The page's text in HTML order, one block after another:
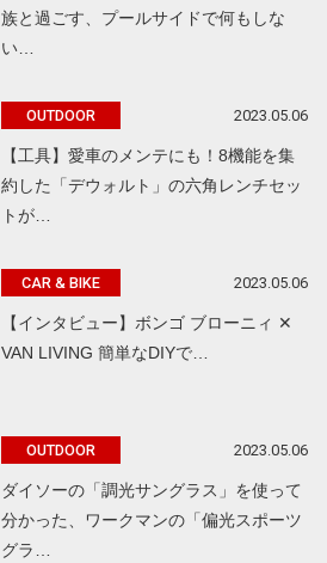
族と過ごす、プールサイドで何もしな
い…
OUTDOOR 2023.05.06
【工具】愛車のメンテにも！8機能を集
約した「デウォルト」の六角レンチセッ
トが…
CAR & BIKE 2023.05.06
【インタビュー】ボンゴ ブローニィ ✕
VAN LIVING 簡単なDIYで…
OUTDOOR 2023.05.06
ダイソーの「調光サングラス」を使って
分かった、ワークマンの「偏光スポーツ
グラ…